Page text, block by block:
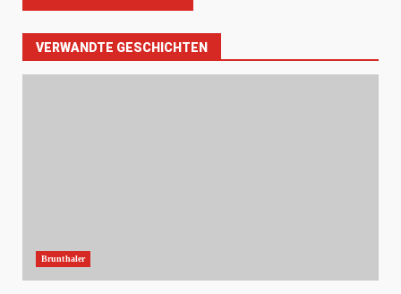
VERWANDTE GESCHICHTEN
Brunthaler